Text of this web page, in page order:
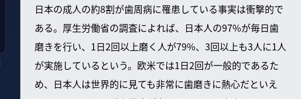
日本の成人の約8割が歯周病に罹患している事実は衝撃的で
ある。厚生労働省の調査によれば、日本人の97%が毎日歯
磨きを行い、1日2回以上磨く人が79%、3回以上も3人に1人
が実施しているという。欧米では1日2回が一般的であるた
め、日本人は世界的に見ても非常に歯磨きに熱心だといえ